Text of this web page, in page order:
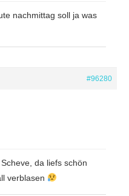
nachmittag soll ja was
#96280
da liefs schön
verblasen